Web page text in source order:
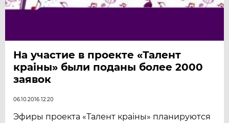
На участие в проекте «Талент
краiны» были поданы более 2000
заявок
06.10.2016 12:20
Эфиры проекта «Талент краіны» планируются